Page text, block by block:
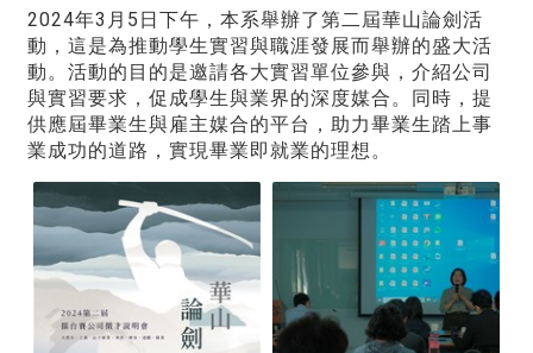
2024年3月5日下午，本系舉辦了第二屆華山論劍活
動，這是為推動學生實習與職涯發展而舉辦的盛大活
動。活動的目的是邀請各大實習單位參與，介紹公司
與實習要求，促成學生與業界的深度媒合。同時，提
供應屆畢業生與雇主媒合的平台，助力畢業生踏上事
業成功的道路，實現畢業即就業的理想。